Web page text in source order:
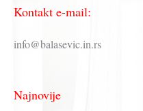
т
р
а
Kontakt e-mail:
info@balasevic.in.rs
Najnovije